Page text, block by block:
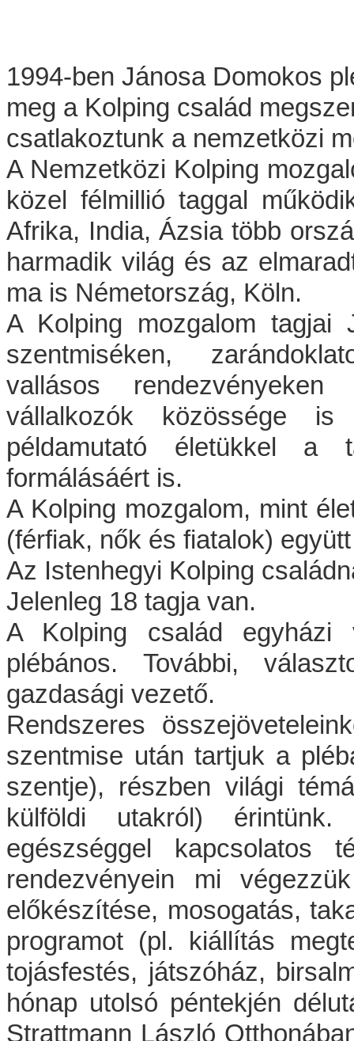
1994-ben Jánosa Domokos
meg a Kolping család
csatlakoztunk a nemzetközi
A Nemzetközi Kolping
közel félmillió taggal
Afrika, India, Ázsia több
harmadik világ és az
ma is Németország, Köln.
A Kolping mozgalom tagjai
szentmiséken,
vallásos
vállalkozók közössége
példamutató életükkel a
formálásáért is.
A Kolping mozgalom, mint
(férfiak, nők és fiatalok)
Az Istenhegyi Kolping
Jelenleg 18 tagja van.
A Kolping család egyházi
plébános. További,
gazdasági vezető.
Rendszeres
szentmise után tartjuk a
szentje), részben világi
külföldi utakról) érintünk.
egészséggel
rendezvényein mi
előkészítése, mosogatás,
programot (pl. kiállítás
tojásfestés, játszóház,
hónap utolsó péntekjén
Strattmann László